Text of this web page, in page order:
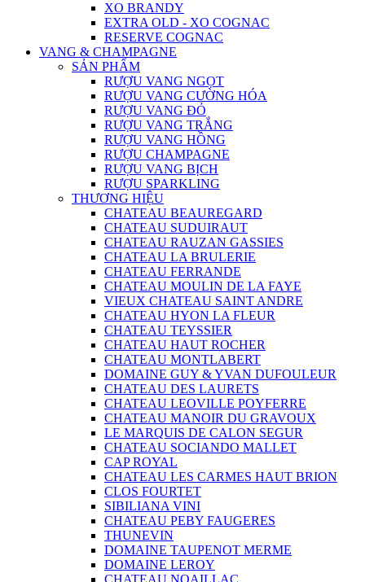
XO BRANDY
EXTRA OLD - XO COGNAC
RESERVE COGNAC
VANG & CHAMPAGNE
SẢN PHẨM
RƯỢU VANG NGỌT
RƯỢU VANG CƯỜNG HÓA
RƯỢU VANG ĐỎ
RƯỢU VANG TRẮNG
RƯỢU VANG HỒNG
RƯỢU CHAMPAGNE
RƯỢU VANG BỊCH
RƯỢU SPARKLING
THƯƠNG HIỆU
CHATEAU BEAUREGARD
CHATEAU SUDUIRAUT
CHATEAU RAUZAN GASSIES
CHATEAU LA BRULERIE
CHATEAU FERRANDE
CHATEAU MOULIN DE LA FAYE
VIEUX CHATEAU SAINT ANDRE
CHATEAU HYON LA FLEUR
CHATEAU TEYSSIER
CHATEAU HAUT ROCHER
CHATEAU MONTLABERT
DOMAINE GUY & YVAN DUFOULEUR
CHATEAU DES LAURETS
CHATEAU LEOVILLE POYFERRE
CHATEAU MANOIR DU GRAVOUX
LE MARQUIS DE CALON SEGUR
CHATEAU SOCIANDO MALLET
CAP ROYAL
CHATEAU LES CARMES HAUT BRION
CLOS FOURTET
SIBILIANA VINI
CHATEAU PEBY FAUGERES
THUNEVIN
DOMAINE TAUPENOT MERME
DOMAINE LEROY
CHATEAU NOAILLAC